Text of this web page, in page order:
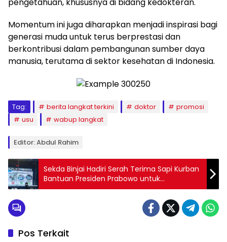
Momentum ini juga diharapkan menjadi inspirasi bagi
generasi muda untuk terus berprestasi dan
berkontribusi dalam pembangunan sumber daya
manusia, terutama di sektor kesehatan di Indonesia.
Tag: berita langkat terkini doktor
promosi
usu
wabup langkat
Editor: Abdul Rahim
Sekda Binjai Hadiri Serah Terima Sapi Kurban
Bantuan Presiden Prabowo untuk
Masyarakat
Pos Terkait